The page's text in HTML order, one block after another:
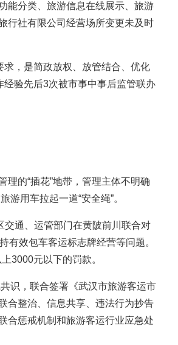
能分类、旅游信息在线展示、旅游
行社有限公司经营场所变更未及时
，是简政放权、放管结合、优化
经验先后3次被市事中事后监管联办
的“插花”地带，管理主体不明确
用车拉起一道“安全绳”。
通、运管部门在黄陂前川联合对
有效包车客运标志牌经营等问题。
3000元以下的罚款。
识，联合签署《武汉市旅游客运市
合整治、信息共享、违法行为抄告
合惩戒机制和旅游客运行业应急处